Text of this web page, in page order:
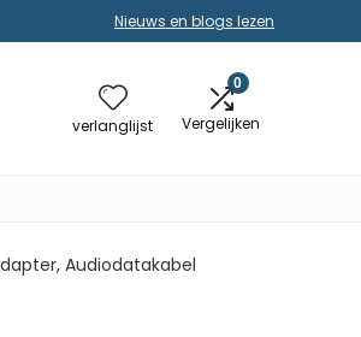
Nieuws en blogs lezen
verlanglijst
0
Vergelijken
Audiodatakabel